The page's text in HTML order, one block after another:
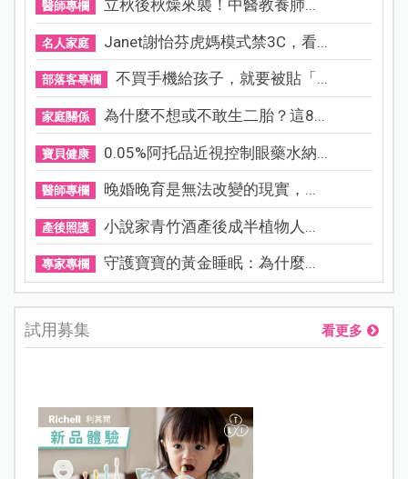
醫師專欄 立秋後秋燥來襲！中醫教養肺...
名人家庭 Janet謝怡芬虎媽模式禁3C，看...
部落客專欄 不買手機給孩子，就要被貼「...
家庭關係 為什麼不想或不敢生二胎？這8...
寶貝健康 0.05%阿托品近視控制眼藥水納...
醫師專欄 晚婚晚育是無法改變的現實，...
產後照護 小說家青竹酒產後成半植物人...
專家專欄 守護寶寶的黃金睡眠：為什麼...
試用募集 看更多